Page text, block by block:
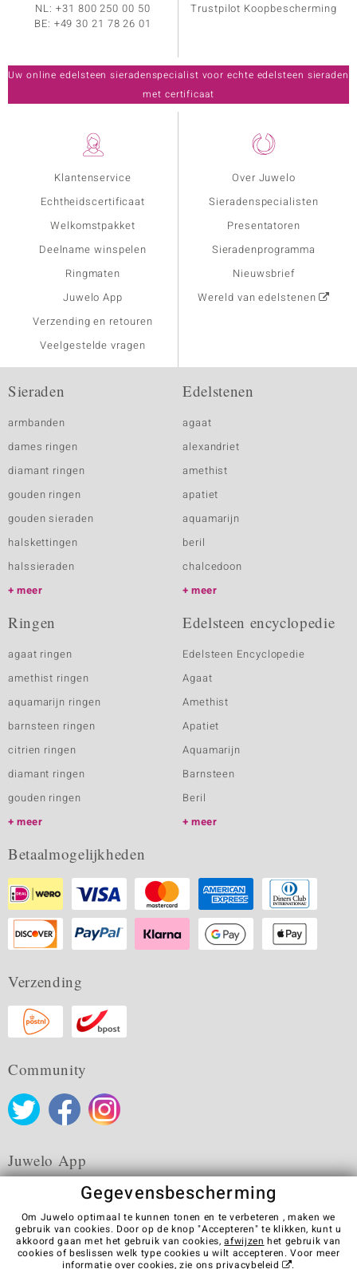
Klantenservice
Echtheidscertificaat
Welkomstpakket
Deelname winspelen
Ringmaten
Juwelo App
Verzending en retouren
Veelgestelde vragen
Over Juwelo
Sieradenspecialisten
Presentatoren
Sieradenprogramma
Nieuwsbrief
Wereld van edelstenen
NL:+31 800 250 00 50
BE: +49 30 21 78 26 01
Trustpilot Koopbescherming
Uw online edelsteen sieradenspecialist voor echte edelsteen sieraden
met certificaat
Sieraden
armbanden
dames ringen
diamant ringen
gouden ringen
gouden sieraden
halskettingen
halssieraden
meer
Edelstenen
agaat
alexandriet
amethist
apatiet
aquamarijn
beril
chalcedoon
meer
Ringen
agaat ringen
amethist ringen
aquamarijn ringen
barnsteen ringen
citrien ringen
diamant ringen
gouden ringen
meer
Edelsteen encyclopedie
Edelsteen Encyclopedie
Agaat
Amethist
Apatiet
Aquamarijn
Barnsteen
Beril
meer
Betaalmogelijkheden
Verzending
Community
Juwelo App
Algemene verkoopvoorwaarden Privacybeleid
Cookies
Colofon
Contact Contract herroepen
Gegevensbescherming
Om Juwelo optimaal te kunnen tonen en te verbeteren , maken we
gebruik van cookies. Door op de knop "Accepteren" te klikken, kunt u
akkoord gaan met het gebruik van cookies,afwijzen het gebruik van
cookies of beslissen welk type cookies u wilt accepteren. Voor meer
informatie over cookies, zie onsprivacybeleid .